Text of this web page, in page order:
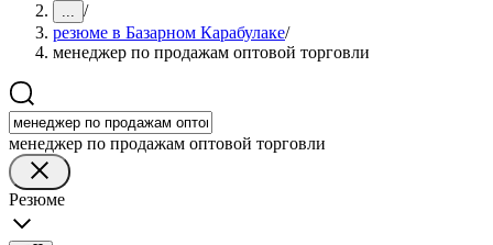
... /
резюме в Базарном Карабулаке/
менеджер по продажам оптовой торговли
менеджер по продажам оптовой торговли
Резюме